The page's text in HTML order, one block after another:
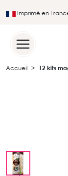
Imprimé en
Accueil 12 kits